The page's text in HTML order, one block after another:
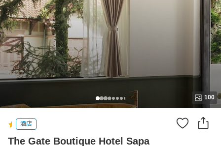
100
酒店
The Gate Boutique Hotel Sapa